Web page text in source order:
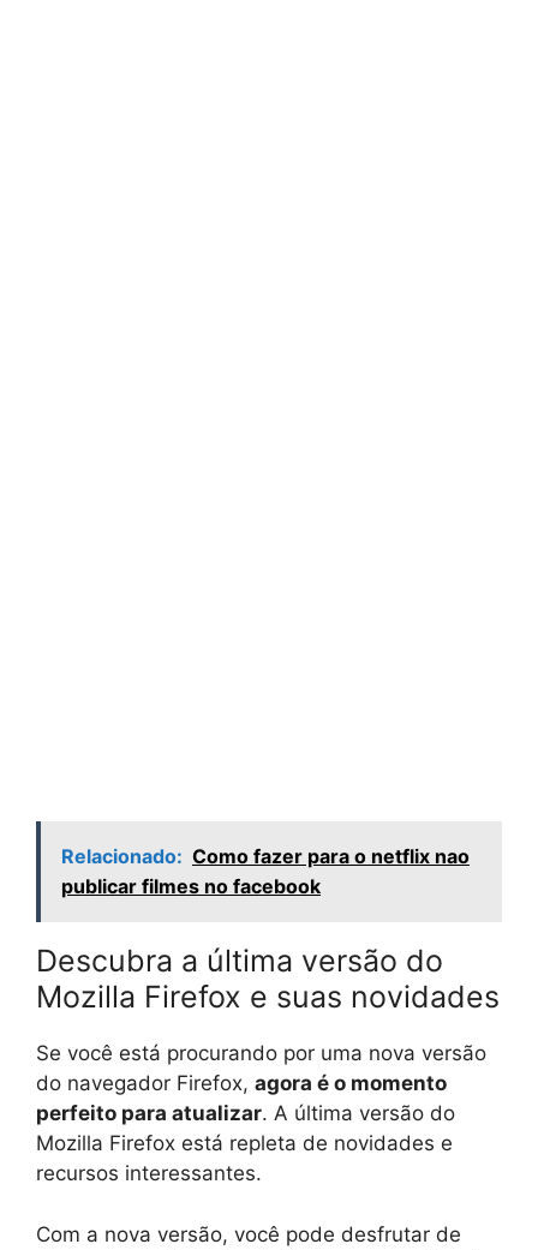
Relacionado: Como fazer para o netflix nao
publicar filmes no facebook
Descubra a última versão do
Mozilla Firefox e suas novidades
Se você está procurando por uma nova versão
do navegador Firefox, agora é o momento
perfeito para atualizar. A última versão do
Mozilla Firefox está repleta de novidades e
recursos interessantes.
Com a nova versão, você pode desfrutar de